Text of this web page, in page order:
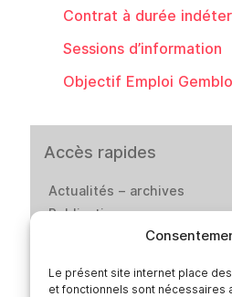
Le présent site internet place
et fonctionnels sont nécessaires
Contrat à durée
Sessions d’information
Objectif Emploi
Accès rapides
Actualités – archives
Publications
Offres d’emploi
Presse